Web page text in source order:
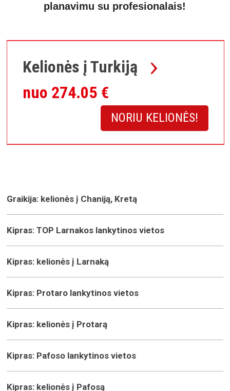
planavimu su profesionalais!
Kelionės į Turkiją
nuo 274.05 €
NORIU KELIONĖS!
Graikija: kelionės į Chaniją, Kretą
Kipras: TOP Larnakos lankytinos vietos
Kipras: kelionės į Larnaką
Kipras: Protaro lankytinos vietos
Kipras: kelionės į Protarą
Kipras: Pafoso lankytinos vietos
Kipras: kelionės į Pafosą